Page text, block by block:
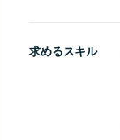
求めるスキル